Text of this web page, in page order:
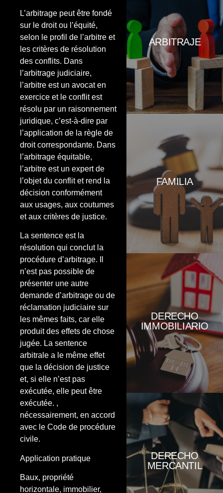
L’arbitrage peut être fondé
sur le droit ou l’équité,
selon le profil de l’arbitre et
les critères de résolution
des conflits. Dans
l’arbitrage judiciaire,
l’arbitre est un avocat en
exercice et le conflit est
résolu par un raisonnement
juridique, c’est-à-dire par
l’application de la règle de
droit correspondante. Dans
l’arbitrage équitable,
l’arbitre est un expert de
l’objet du conflit et rend la
décision conformément
aux usages, aux coutumes
et aux critères de justice.
La sentence est la
résolution qui conclut la
procédure d’arbitrage. Il
n’est pas possible de
présenter une autre
demande d’arbitrage ou de
réclamation judiciaire sur
les mêmes faits, car elle
produit des effets de chose
jugée. La sentence
arbitrale a le même effet
que la décision de justice
et, si elle n’est pas
exécutée, elle peut être
exécutée. ,
nécessairement, en accord
avec le Code de procédure
civile.
Application pratique
Baux, propriété
horizontale, immobilier,
ARBITRAJE
L’arbitratge respon a situacions
en què les parts enfrontades no
es posen d’acord en la solució
més adequada i decideixen
encomanar a un tercer la solució
de la divergència, comprometent-
se a complir la resolució que
aquest dicti en forma de laude
arbitral.
FAMILIA
Som especialistes en facilitació
d’acords en aquesta matèria.
Treballem amb el principi bàsic
de l’interès primer dels fills i
aquelles persones que pateixen
una discapacitat, sense deixar de
banda els acords econòmics que
son base d’un compliment
satisfactori dels convenis i de les
resolucions judicials que els
aproven.
DERECHO
IMMOBILIARIO
HIPOTECAS.- És el mitjà preferit
per al finançament d'immobles.
Però avui són diversos els
problemes que poden derivar-se
de la signatura d'una hipoteca.
COMPRAVENTAS.- Gestionem
tots els tràmits necessaris per a la
seva compravenda, estudiem
antecedents registrals,
confeccionem el contracte de
compravenda, entre altres.
ARRENDAMIENTOS.- Ampli
assessorament en matèria
arrendatícia, representant tant a
el propietari com a el inquilí.
DERECHO
MERCANTIL
Comptem un especialista en
matèria mercantil.- Els nostres
serveis comprenen: •Constitució,
dissolució i liquidació de
societats mercantils.
•Confeccionem estatuts socials,
acords de juntes, assessorant en
la millor elecció de la forma
societària que sigui més
adequada per a cada cas.
•Assessorem per redactar
qualsevol tipus de pacte societari,